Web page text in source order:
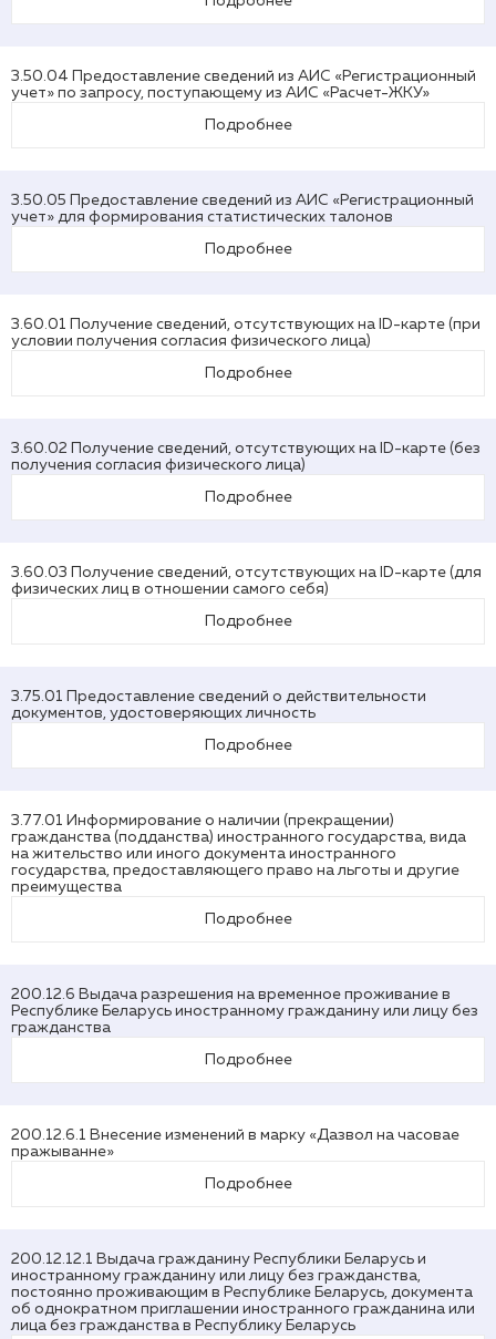
3.50.04 Предоставление сведений из АИС «Регистрационный
учет» по запросу, поступающему из АИС «Расчет-ЖКУ»
Подробнее
3.50.05 Предоставление сведений из АИС «Регистрационный
учет» для формирования статистических талонов
Подробнее
3.60.01 Получение сведений, отсутствующих на ID-карте (при
условии получения согласия физического лица)
Подробнее
3.60.02 Получение сведений, отсутствующих на ID-карте (без
получения согласия физического лица)
Подробнее
3.60.03 Получение сведений, отсутствующих на ID-карте (для
физических лиц в отношении самого себя)
Подробнее
3.75.01 Предоставление сведений о действительности
документов, удостоверяющих личность
Подробнее
3.77.01 Информирование о наличии (прекращении)
гражданства (подданства) иностранного государства, вида
на жительство или иного документа иностранного
государства, предоставляющего право на льготы и другие
преимущества
Подробнее
200.12.6 Выдача разрешения на временное проживание в
Республике Беларусь иностранному гражданину или лицу без
гражданства
Подробнее
200.12.6.1 Внесение изменений в марку «Дазвол на часовае
пражыванне»
Подробнее
200.12.12.1 Выдача гражданину Республики Беларусь и
иностранному гражданину или лицу без гражданства,
постоянно проживающим в Республике Беларусь, документа
об однократном приглашении иностранного гражданина или
лица без гражданства в Республику Беларусь